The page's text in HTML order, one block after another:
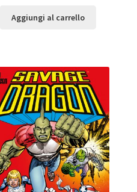
Aggiungi al carrello